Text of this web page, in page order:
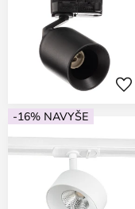
-16% NAVYŠE